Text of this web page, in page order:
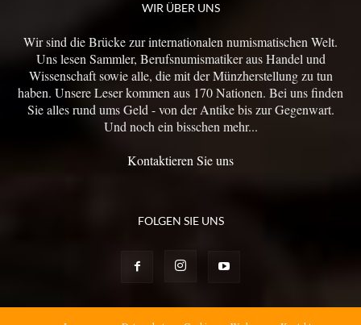
WIR ÜBER UNS
Wir sind die Brücke zur internationalen numismatischen Welt.
Uns lesen Sammler, Berufsnumismatiker aus Handel und
Wissenschaft sowie alle, die mit der Münzherstellung zu tun
haben. Unsere Leser kommen aus 170 Nationen. Bei uns finden
Sie alles rund ums Geld - von der Antike bis zur Gegenwart.
Und noch ein bisschen mehr...
Kontaktieren Sie uns
FOLGEN SIE UNS